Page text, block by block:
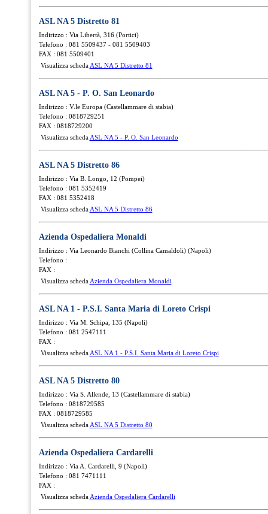
ASL NA 5 Distretto 81
Indirizzo : Via Libertà, 316 (Portici)
Telefono : 081 5509437 - 081 5509403
FAX : 081 5509401
Visualizza scheda ASL NA 5 Distretto 81
ASL NA 5 - P. O. San Leonardo
Indirizzo : V.le Europa (Castellammare di stabia)
Telefono : 0818729251
FAX : 0818729200
Visualizza scheda ASL NA 5 - P. O. San Leonardo
ASL NA 5 Distretto 86
Indirizzo : Via B. Longo, 12 (Pompei)
Telefono : 081 5352419
FAX : 081 5352418
Visualizza scheda ASL NA 5 Distretto 86
Azienda Ospedaliera Monaldi
Indirizzo : Via Leonardo Bianchi (Collina Camaldoli) (Napoli)
Telefono :
FAX :
Visualizza scheda Azienda Ospedaliera Monaldi
ASL NA 1 - P.S.I. Santa Maria di Loreto Crispi
Indirizzo : Via M. Schipa, 135 (Napoli)
Telefono : 081 2547111
FAX :
Visualizza scheda ASL NA 1 - P.S.I. Santa Maria di Loreto Crispi
ASL NA 5 Distretto 80
Indirizzo : Via S. Allende, 13 (Castellammare di stabia)
Telefono : 0818729585
FAX : 0818729585
Visualizza scheda ASL NA 5 Distretto 80
Azienda Ospedaliera Cardarelli
Indirizzo : Via A. Cardarelli, 9 (Napoli)
Telefono : 081 7471111
FAX :
Visualizza scheda Azienda Ospedaliera Cardarelli